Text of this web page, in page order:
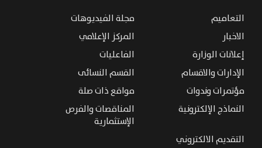
التعاميم
مجلة الفيديوهات
الاخبار
المركز الإعلامي
إعلانات الوزارة
الفاعليات
الإدارات والاقسام
القسم النسائى
مؤتمرات وندوات
مواقع ذات صلة
النماذج الإلكترونية
المناقصات والفرص
الإستثمارية
التقديم الالكتروني